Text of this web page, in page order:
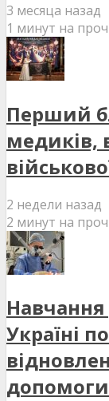
3 месяца назад
1 минут на
Перший
медиків,
2 недели назад
2 минут на
Навчання
Україні